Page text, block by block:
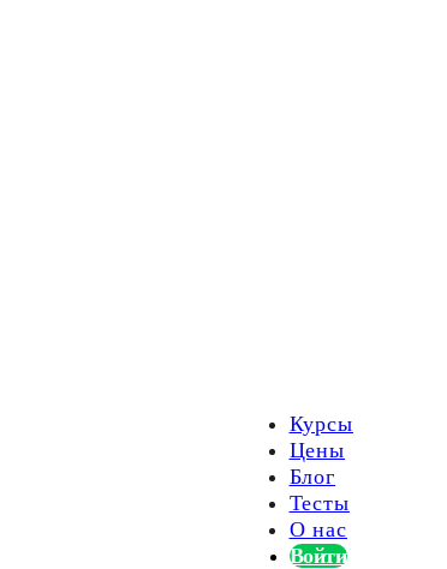
Курсы
Цены
Блог
Тесты
О нас
Войти